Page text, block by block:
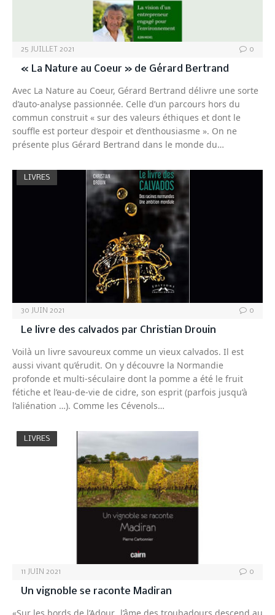
25 JUILLET 2021 0
« La Nature au Coeur » de Gérard Bertrand
Avec La Nature au Coeur, Gérard Bertrand délivre une sorte
d’auto-analyse passionnée. Celle d’un parcours hors du
commun construit « sur des valeurs éthiques et dont le
souffle est porteur d’espoir et d’enthousiasme ». On ne
présente plus Gérard Bertrand dans le monde du…
LIVRES
30 JUIN 2021 0
Le livre des calvados par Christian Drouin
Voilà un livre savoureux comme un vieux calvados. Il est
aussi vivant qu’érudit. On y découvre la Normandie
profonde et multi-séculaire dont la pomme a été le fruit
fétiche et l’eau-de-vie de cidre, son esprit (parfois jusqu’à
l’aliénation …). Comme les Cévenols…
LIVRES
11 JUIN 2021 0
Un vignoble se raconte Madiran
«Sur les bords de l’Adour…l’âme des troubadours descend au